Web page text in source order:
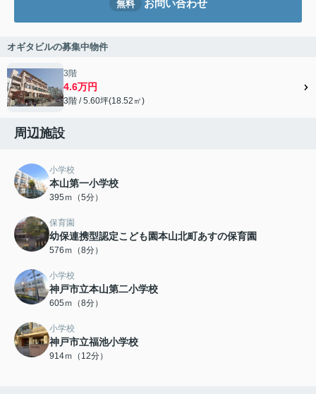
無料 お問い合わせ
オギタビルの募集中物件
3階
4.6万円
3階 / 5.60坪(18.52㎡)
周辺施設
小学校
本山第一小学校
395ｍ（5分）
保育園
幼保連携型認定こども園本山北町あすの保育園
576ｍ（8分）
小学校
神戸市立本山第二小学校
605ｍ（8分）
小学校
神戸市立福池小学校
914ｍ（12分）